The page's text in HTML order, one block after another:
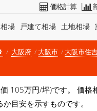
場 戸建て相場 土地相場
価格計算
大阪府 大阪市 大阪市住
105万円/坪)です。 価格
目安を示すものです。